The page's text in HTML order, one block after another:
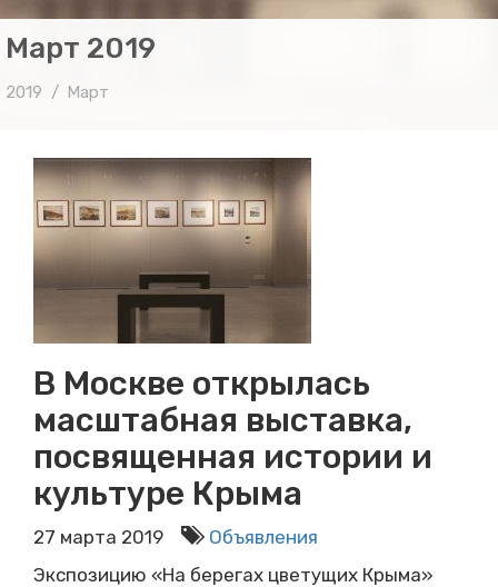
Март 2019
2019 Март
В Москве открылась
масштабная выставка,
посвященная истории и
культуре Крыма
27 марта 2019
Объявления
Экспозицию «На берегах цветущих Крыма»